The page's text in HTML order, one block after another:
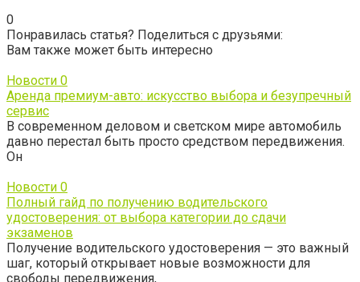
0
Понравилась статья? Поделиться с друзьями:
Вам также может быть интересно
Новости 0
Аренда премиум-авто: искусство выбора и безупречный
сервис
В современном деловом и светском мире автомобиль
давно перестал быть просто средством передвижения.
Он
Новости 0
Полный гайд по получению водительского
удостоверения: от выбора категории до сдачи
экзаменов
Получение водительского удостоверения — это важный
шаг, который открывает новые возможности для
свободы передвижения,